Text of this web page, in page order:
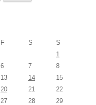
F S
S
1
6 7
8
13 14
15
20 21
22
27 28
29